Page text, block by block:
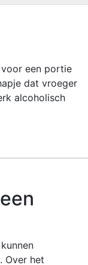
een portie
dat vroeger
alcoholisch
Over het